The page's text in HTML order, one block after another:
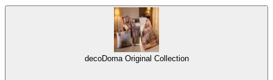
decoDoma Original Collection